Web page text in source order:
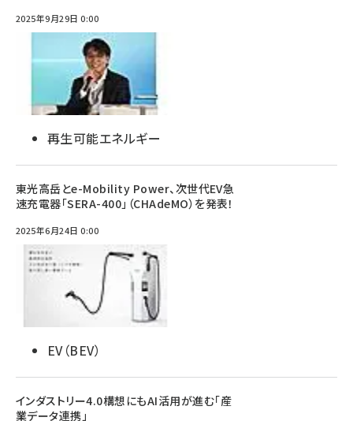
2025年9月29日 0:00
再生可能エネルギー
東光高岳とe-Mobility Power、次世代EV急
速充電器「SERA-400」（CHAdeMO）を発表！
2025年6月24日 0:00
EV（BEV）
インダストリー4.0構想にもAI活用が進む「産
業データ連携」